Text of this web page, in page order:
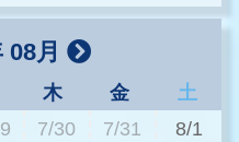
08月
木 金
土
7/30 7/31 8/1